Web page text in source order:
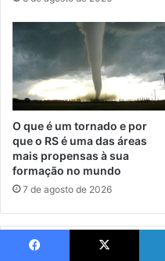
O que é um tornado e por
que o RS é uma das áreas
mais propensas à sua
formação no mundo
7 de agosto de 2026
2 Comentários